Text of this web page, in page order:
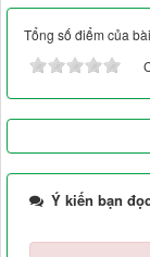
Tổng số điểm của
Ý kiến bạn